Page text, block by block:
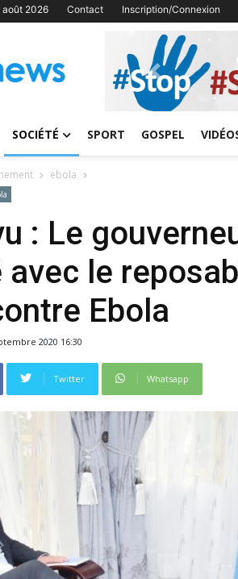
août 2026 Contact Inscription/Connexion
Previous
SOCIÉTÉ SPORT GOSPEL
ebola
: Le
avec le
Ebola
2020 16:30
Twitter Whatsapp